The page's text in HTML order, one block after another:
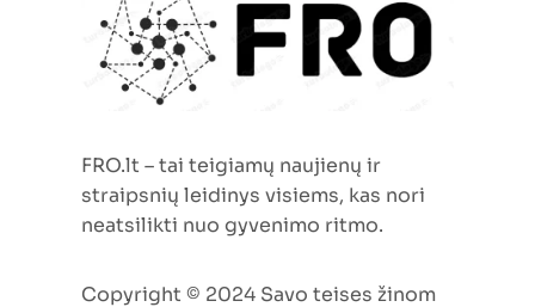
FRO.lt – tai teigiamų naujienų ir
straipsnių leidinys visiems, kas nori
neatsilikti nuo gyvenimo ritmo.
Copyright © 2024 Savo teises žinom